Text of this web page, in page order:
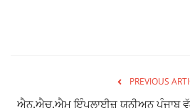
PREVIOUS
ਐਨ.ਐਚ.ਐਮ ਇੰਪਲਾਈਜ਼ ਯੂਨੀਅਨ ਪੰਜਾਬ